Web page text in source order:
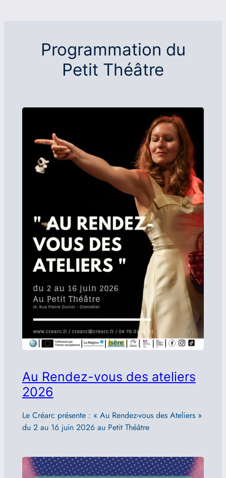
Programmation du
Petit Théâtre
Au Rendez-vous des ateliers
2026
Le Créarc présente : « Au Rendez-vous des Ateliers »
du 2 au 16 juin 2026 au Petit Théâtre